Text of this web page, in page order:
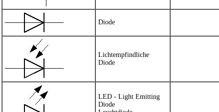
Diode
Lichtempfindliche
Diode
LED - Light Emitting
Diode